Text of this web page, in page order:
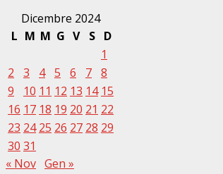
Dicembre 2024
L M M G V S
D
1
2
3 4 5 6 7 8
9
10 11 12 13 14 15
16 17 18 19 20 21 22
23 24 25 26 27 28 29
30 31
« Nov Gen »